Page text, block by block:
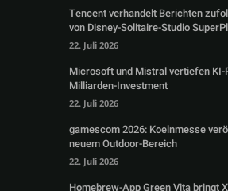
Tencent verhandelt Berichten
von Disney-Solitaire-Studio
22. Juli 2026
Microsoft und Mistral vertiefen
Milliarden-Investment
22. Juli 2026
gamescom 2026: Koelnmesse
neuem Outdoor-Bereich
22. Juli 2026
Homebrew-App Green Vita bringt